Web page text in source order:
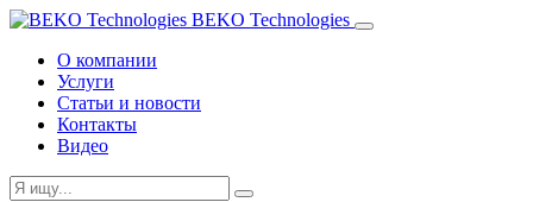
BEKO Technologies
О компании
Услуги
Статьи и новости
Контакты
Видео